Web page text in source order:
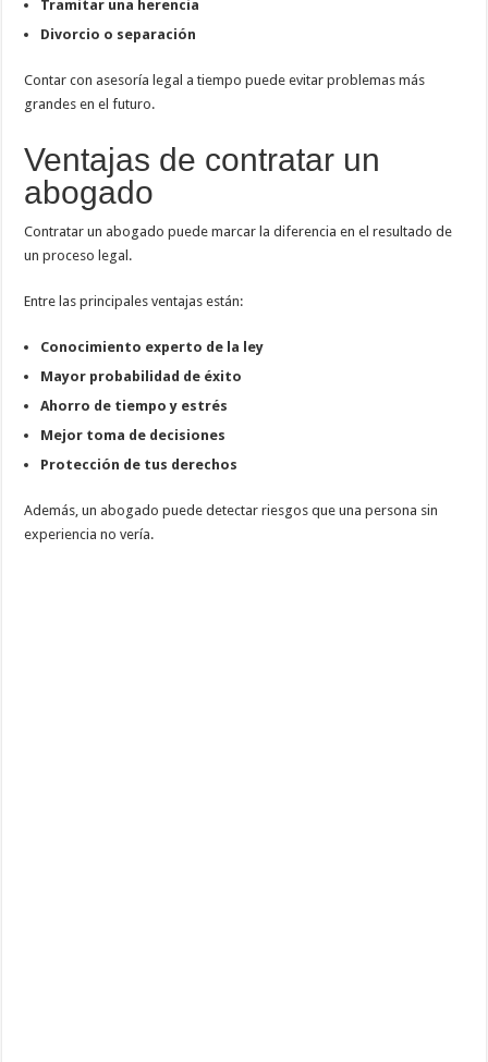
Tramitar una herencia
Divorcio o separación
Contar con asesoría legal a tiempo puede evitar problemas más
grandes en el futuro.
Ventajas de contratar un
abogado
Contratar un abogado puede marcar la diferencia en el resultado de
un proceso legal.
Entre las principales ventajas están:
Conocimiento experto de la ley
Mayor probabilidad de éxito
Ahorro de tiempo y estrés
Mejor toma de decisiones
Protección de tus derechos
Además, un abogado puede detectar riesgos que una persona sin
experiencia no vería.